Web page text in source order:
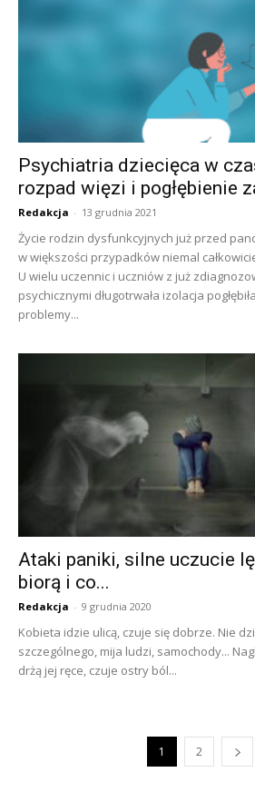
Psychiatria dziecięca w
rozpad więzi i pogłębienie
Redakcja - 13 grudnia 2021
Życie rodzin dysfunkcyjnych już przed
w większości przypadków niemal
U wielu uczennic i uczniów z już
psychicznymi długotrwała izolacja
problemy...
Ataki paniki, silne uczucie
biorą i co...
Redakcja - 9 grudnia 2020
Kobieta idzie ulicą, czuje się dobrze. Nie
szczególnego, mija ludzi, samochody...
drżą jej ręce, czuje ostry ból...
1 2